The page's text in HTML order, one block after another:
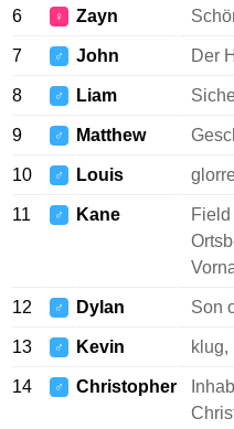
6 ♀ Zayn
7 ♂ John Der
8 ♂ Liam
9 ♂ Matthew
10 ♂ Louis
11 ♂ Kane
12 ♂ Dylan Son
13 ♂ Kevin klug,
14 ♂ Christopher